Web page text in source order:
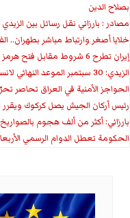
بصلاح الدين
مصادر : بارزاني نقل رسائل بين
خلايا أصغر وارتباط مباشر بطهران..
إيران تطرح 6 شروط مقابل فتح هرمز بينها تتعلق بالعراق
الزيدي: 30 سبتمبر الموعد النهائي لانسحاب قوات التحالف
الحواجز الأمنية في العراق تحاصر
رئيس أركان الجيش يصل كركوك
بارزاني: أكثر من ألف هجوم
الحكومة تعطل الدوام الرسمي